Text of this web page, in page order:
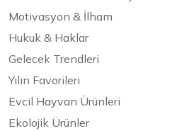
Motivasyon & İlham
Hukuk & Haklar
Gelecek Trendleri
Yılın Favorileri
Evcil Hayvan Ürünleri
Ekolojik Ürünler